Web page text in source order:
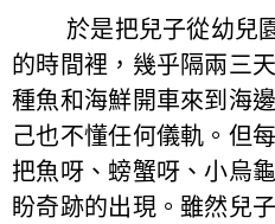
於是把兒子從幼兒園
的時間裡，幾乎隔兩三
種魚和海鮮開車來到海
己也不懂任何儀軌。但
把魚呀、螃蟹呀、小烏
盼奇跡的出現。雖然兒